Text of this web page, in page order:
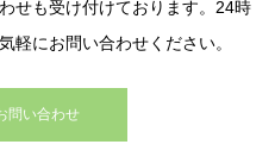
せも受け付けております。24時
軽にお問い合わせください。
問い合わせ